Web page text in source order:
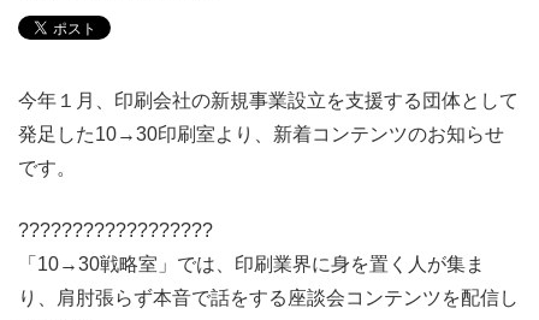
今年１月、印刷会社の新規事業設立を支援する団体として
発足した10→30印刷室より、新着コンテンツのお知らせ
です。
??????????????????
「10→30戦略室」では、印刷業界に身を置く人が集ま
り、肩肘張らず本音で話をする座談会コンテンツを配信し